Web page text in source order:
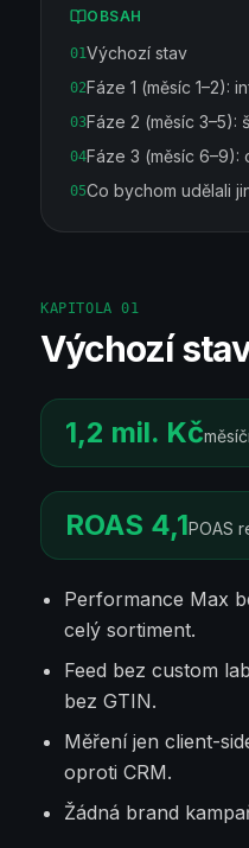
OBSAH
01Výchozí stav
02Fáze 1 (měsíc 1–2):
03Fáze 2 (měsíc 3–5):
04Fáze 3 (měsíc 6–9):
05Co bychom udělali
KAPITOLA01
Výchozí
1,2 mil. Kč
ROAS 4,1POAS
Performance Max
celý sortiment.
Feed bez custom
bez GTIN.
Měření jen client-
oproti CRM.
Žádná brand